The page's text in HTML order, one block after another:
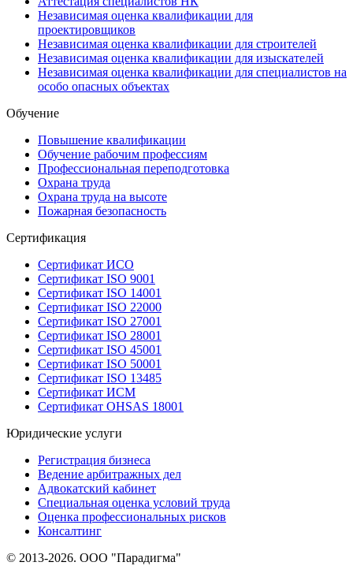
Независимая оценка квалификации для
проектировщиков
Независимая оценка квалификации для строителей
Независимая оценка квалификации для изыскателей
Независимая оценка квалификации для специалистов на
особо опасных объектах
Обучение
Повышение квалификации
Обучение рабочим профессиям
Профессиональная переподготовка
Охрана труда
Охрана труда на высоте
Пожарная безопасность
Сертификация
Сертификат ИСО
Сертификат ISO 9001
Сертификат ISO 14001
Сертификат ISO 22000
Сертификат ISO 27001
Сертификат ISO 28001
Сертификат ISO 45001
Сертификат ISO 50001
Сертификат ISO 13485
Сертификат ИСМ
Сертификат OHSAS 18001
Юридические услуги
Регистрация бизнеса
Ведение арбитражных дел
Адвокатский кабинет
Специальная оценка условий труда
Оценка профессиональных рисков
Консалтинг
© 2013-2026. ООО "Парадигма"